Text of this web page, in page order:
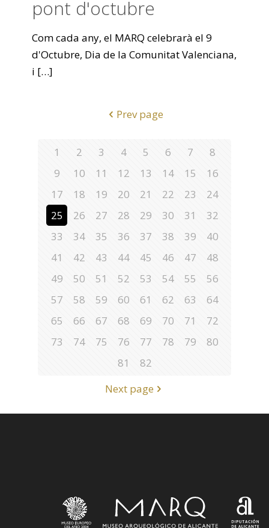
pont d'octubre
Com cada any, el MARQ celebrarà el 9
d'Octubre, Dia de la Comunitat Valenciana,
i […]
Prev page
1 2 3 4 5 6 7
8
9
10 11 12 13 14 15
16
17
18 19 20 21 22 23
24
25
26 27 28 29 30 31
32
33
34 35 36 37 38 39
40
41
42 43 44 45 46 47
48
49
50 51 52 53 54 55
56
57
58 59 60 61 62 63
64
65
66 67 68 69 70 71
72
73
74 75 76 77 78 79
80
81
82
Next page